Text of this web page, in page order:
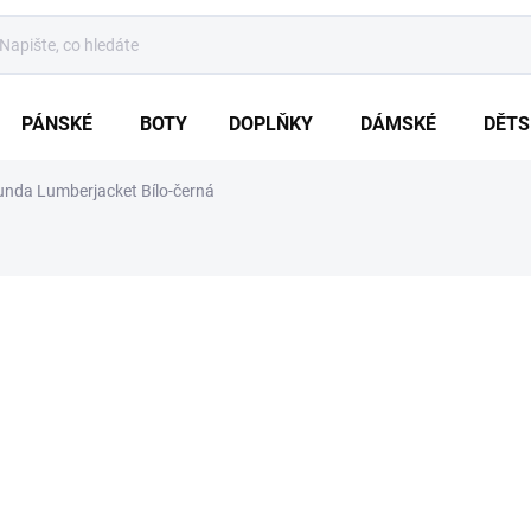
PÁNSKÉ BOTY DOPLŇKY DÁMSKÉ
Lumberjacket Bílo-černá